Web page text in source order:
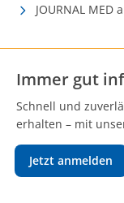
JOURNAL
Immer gut
Schnell und
erhalten – mit
Jetzt anmelden